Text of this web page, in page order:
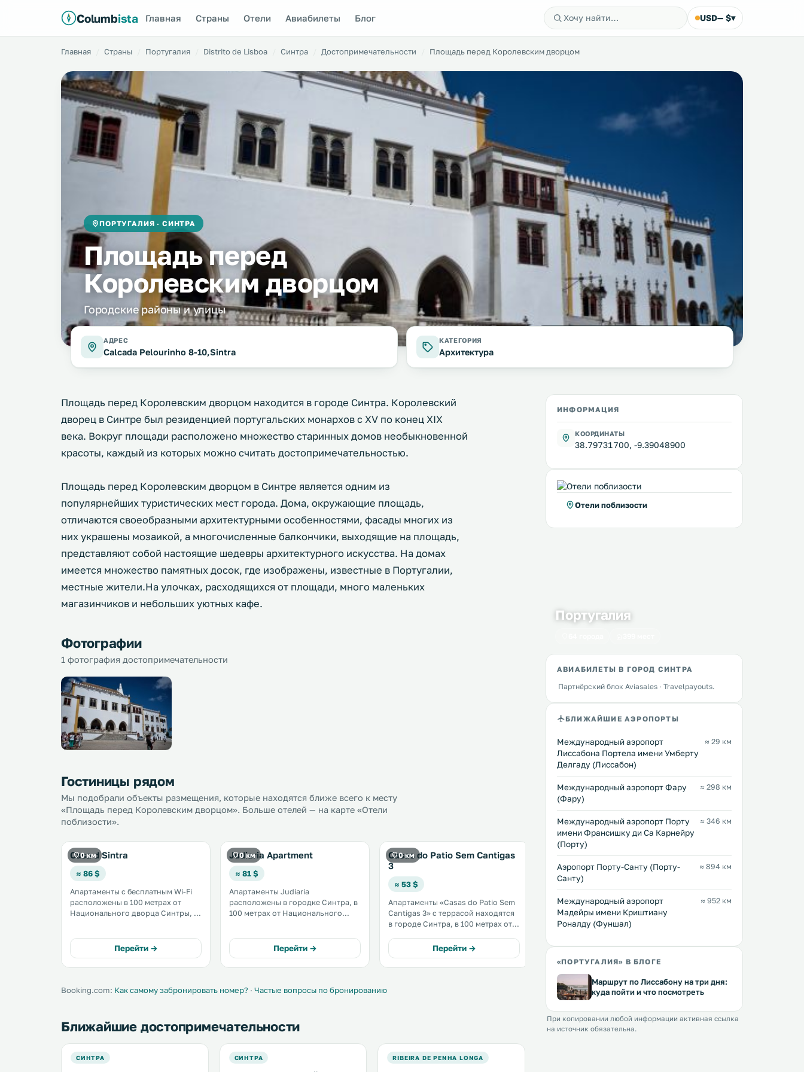
Columbista Главная Страны Отели Авиабилеты Блог USD— $▾
Главная Страны Португалия Distrito de Lisboa Синтра Достопримечательности Площадь перед Королевским дворцом
ПОРТУГАЛИЯ · СИНТРА
Площадь перед
Королевским дворцом
Городские районы и улицы
АДРЕС
Calcada Pelourinho 8-10,Sintra
КАТЕГОРИЯ
Архитектура
Площадь перед Королевским дворцом находится в городе Синтра. Королевский
дворец в Синтре был резиденцией португальских монархов с XV по конец XIX
века. Вокруг площади расположено множество старинных домов необыкновенной
красоты, каждый из которых можно считать достопримечательностью.
Площадь перед Королевским дворцом в Синтре является одним из
популярнейших туристических мест города. Дома, окружающие площадь,
отличаются своеобразными архитектурными особенностями, фасады многих из
них украшены мозаикой, а многочисленные балкончики, выходящие на площадь,
представляют собой настоящие шедевры архитектурного искусства. На домах
имеется множество памятных досок, где изображены, известные в Португалии,
местные жители.На улочках, расходящихся от площади, много маленьких
магазинчиков и небольших уютных кафе.
Фотографии
1 фотография достопримечательности
Гостиницы рядом
Мы подобрали объекты размещения, которые находятся ближе всего к месту
«Площадь перед Королевским дворцом». Больше отелей — на карте «Отели
поблизости».
0 км
Casa d Sintra
≈ 86 $
Апартаменты с бесплатным Wi-Fi
расположены в 100 метрах от
Национального дворца Синтры, в
Кинта да Регалейра. В
распоряжении гостей обеденная
зона и кухня. .
Перейти →
0 км
Judiaria Apartment
≈ 81 $
Апартаменты Judiaria
расположены в городке Синтра, в
100 метрах от Национального
помещениях; из окон открывается
вид на город. .
Перейти →
0 км
Casas do Patio Sem Cantigas
3
≈ 53 $
Апартаменты «Casas do Patio Sem
Cantigas 3» с террасой находятся
в городе Синтра, в 100 метрах от
На всей территории можно
воспользоваться бесплатным Wi-
Fi. В числе удобств гостиная зона
Перейти →
0 км
Tivoli Sintra
76 … 334 $
В отеле Tivoli, расположенном в
самом сердце Синтры - города,
входящего в список всемирного
наследия ЮНЕСКО, вы можете
номерах, со спокойной
видами на потрясающий пейзаж. .
Перейти →
0 км
Casa da Pendoa
Элегантно оформленные
апартаменты Casa da
города Синтры. Предоставляется
Booking.com: Как самому забронировать номер? · Частые вопросы по бронированию
Ближайшие достопримечательности
СИНТРА СИНТРА RIBEIRA DE PENHA LONGA
ИНФОРМАЦИЯ
КООРДИНАТЫ
38.79731700, -9.39048900
Отели поблизости
Португалия
АВИАБИЛЕТЫ В ГОРОД СИНТРА
Партнёрский блок Aviasales · Travelpayouts.
БЛИЖАЙШИЕ АЭРОПОРТЫ
Международный аэропорт
Лиссабона Портела имени Умберту
Делгаду (Лиссабон)
≈ 29 км
Международный аэропорт Фару
(Фару)
≈ 298 км
Международный аэропорт Порту
имени Франсишку ди Са Карнейру
(Порту)
≈ 346 км
Аэропорт Порту-Санту (Порту-
Санту)
≈ 894 км
Международный аэропорт
Мадейры имени Криштиану
Роналду (Фуншал)
≈ 952 км
«ПОРТУГАЛИЯ» В БЛОГЕ
Маршрут по Лиссабону на три дня:
куда пойти и что посмотреть
При копировании любой информации активная ссылка
на источник обязательна.